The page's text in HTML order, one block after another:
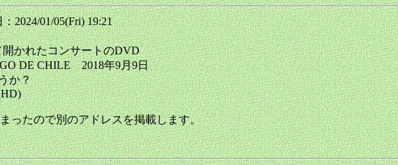
：2024/01/05(Fri) 19:21
かれたコンサートのDVD
DE CHILE 2018年9月9日
か？
HD)
ったので別のアドレスを掲載します。